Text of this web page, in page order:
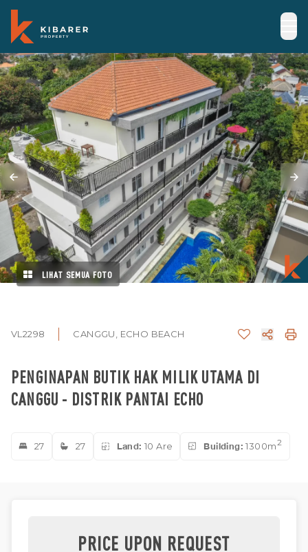
LIHAT SEMUA FOTO
VL2298 CANGGU, ECHO BEACH
PENGINAPAN BUTIK HAK MILIK UTAMA DI
CANGGU - DISTRIK PANTAI ECHO
27 27 Land: 10 Are Building: 1300m2
PRICE UPON REQUEST